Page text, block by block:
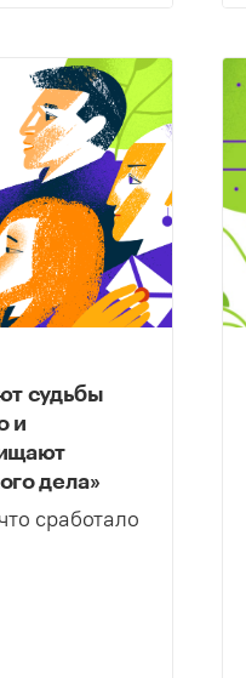
судьбы
и
дела»
сработало